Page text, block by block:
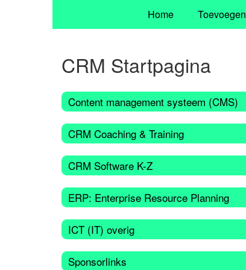
Home Toevoegen
CRM Startpagina
Content management systeem (CMS)
CRM Coaching & Training
CRM Software K-Z
ERP: Enterprise Resource Planning
ICT (IT) overig
Sponsorlinks